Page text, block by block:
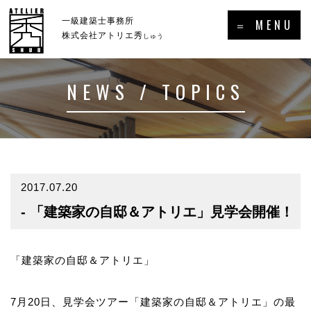
＝ MENU
一級建築士事務所
株式会社アトリエ秀 しゅう ×
ホーム
－HOME
新着情報・トピックス
事業案内 プロフィール
NEWS / TOPICS
2017.07.20
- 「建築家の自邸＆アトリエ」見学会開催！
「建築家の自邸＆アトリエ」
7月20日、見学会ツアー「建築家の自邸＆アトリエ」の最